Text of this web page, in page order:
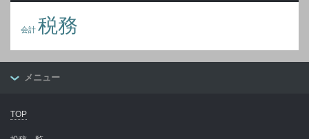
会計 税務
メニュー
TOP